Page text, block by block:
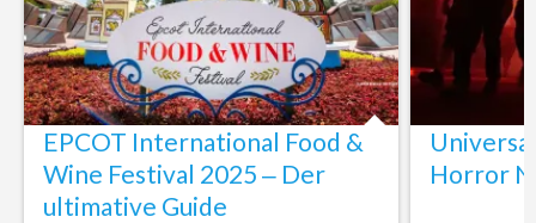
EPCOT International Food &
Wine Festival 2025 ‒ Der
ultimative Guide
Horror